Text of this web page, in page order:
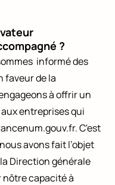
?
informé des
faveur de la
à offrir un
entreprises qui
C'est
avons fait l’objet
Direction générale
capacité à